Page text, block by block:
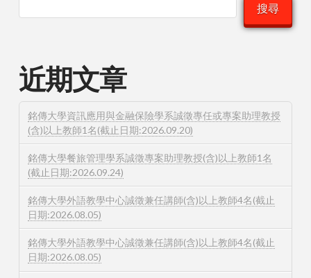
搜尋
近期文章
銘傳大學資訊應用與金融保險學系誠徵專任或專案助理教授
(含)以上教師1名(截止日期:2026.09.20)
銘傳大學餐旅管理學系誠徵專案助理教授(含)以上教師1名
(截止日期:2026.09.24)
銘傳大學外語教學中心誠徵兼任講師(含)以上教師4名(截止
日期:2026.08.05)
銘傳大學外語教學中心誠徵兼任講師(含)以上教師4名(截止
日期:2026.08.05)